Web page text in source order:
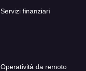
Servizi finanziari
Operatività da remoto